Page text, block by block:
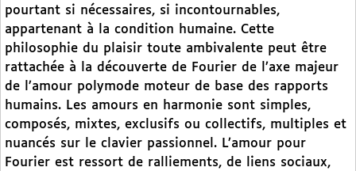
pourtant si nécessaires, si incontournables,
appartenant à la condition humaine. Cette
philosophie du plaisir toute ambivalente peut être
rattachée à la découverte de Fourier de l’axe majeur
de l’amour polymode moteur de base des rapports
humains. Les amours en harmonie sont simples,
composés, mixtes, exclusifs ou collectifs, multiples et
nuancés sur le clavier passionnel. L’amour pour
Fourier est ressort de ralliements, de liens sociaux,